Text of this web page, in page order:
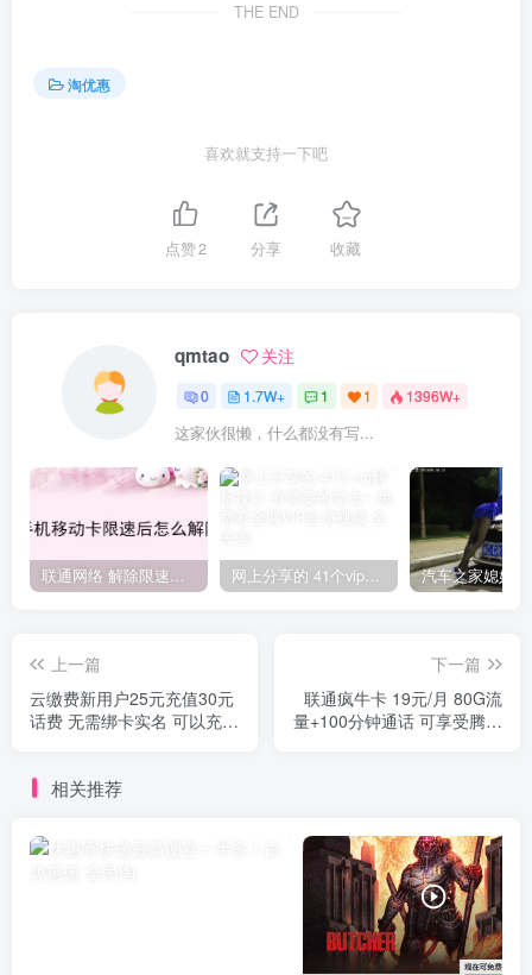
THE END
淘优惠
喜欢就支持一下吧
点赞2 分享 收藏
qmtao 关注
0 1.7W+ 1 1 1396W+
这家伙很懒，什么都没有写...
联通网络 解除限速方法参考！畅享、畅玩、老白干等及其它地区自测了 网上分享的 41个vip解析接口 有需要的拿去~ 免费看全网VIP会员视频
上一篇
云缴费新用户25元充值30元
话费 无需绑卡实名 可以充值
下一篇
联通疯牛卡 19元/月 80G流
量+100分钟通话 可享受腾讯
相关推荐